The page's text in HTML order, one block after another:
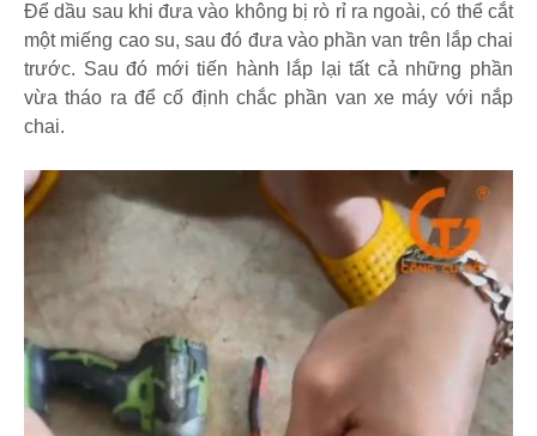
Để dầu sau khi đưa vào không bị rò rỉ ra ngoài, có thể cắt
một miếng cao su, sau đó đưa vào phần van trên lắp chai
trước. Sau đó mới tiến hành lắp lại tất cả những phần
vừa tháo ra để cố định chắc phần van xe máy với nắp
chai.